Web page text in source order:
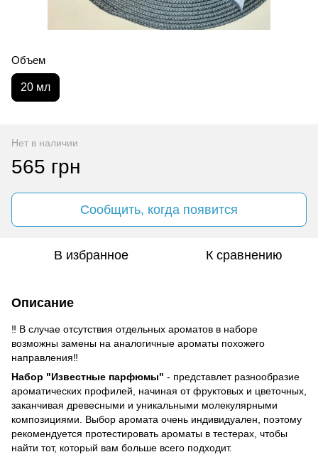
Объем
20 мл
Нет в наличии
565 грн
Сообщить, когда появится
В избранное К сравнению
Описание
‼️ В случае отсутствия отдельных ароматов в наборе
возможны замены на аналогичные ароматы похожего
направления‼️
Набор "Известные парфюмы" - представлет разнообразие
ароматических профилей, начиная от фруктовых и цветочных,
заканчивая древесными и уникальными молекулярными
композициями. Выбор аромата очень индивидуален, поэтому
рекомендуется протестировать ароматы в тестерах, чтобы
найти тот, который вам больше всего подходит.